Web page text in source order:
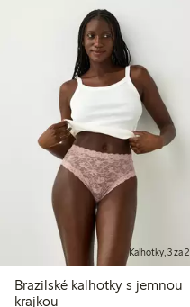
Kalhotky, 3 za 2
Brazilské kalhotky s jemnou
krajkou